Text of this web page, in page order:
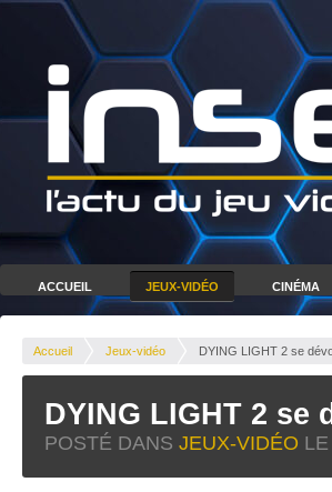
ACCUEIL JEUX-VIDÉO CINÉMA
Accueil Jeux-vidéo DYING LIGHT 2 se
DYING LIGHT 2 se
POSTÉ DANS JEUX-VIDÉO LE